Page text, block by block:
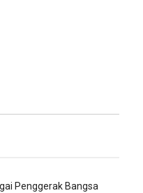
Penggerak Bangsa